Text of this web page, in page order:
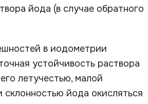
йода (в случае обратного
в иодометрии
устойчивость раствора
летучестью, малой
йода окисляться